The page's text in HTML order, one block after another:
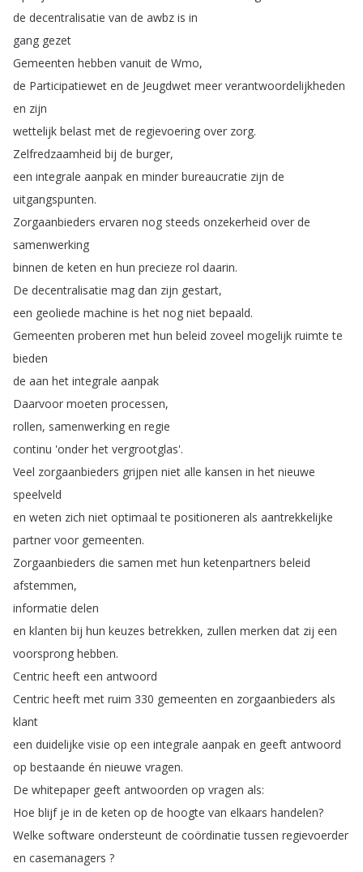
de decentralisatie van de awbz is in
gang gezet
Gemeenten hebben vanuit de Wmo,
de Participatiewet en de Jeugdwet meer verantwoordelijkheden
en zijn
wettelijk belast met de regievoering over zorg.
Zelfredzaamheid bij de burger,
een integrale aanpak en minder bureaucratie zijn de
uitgangspunten.
Zorgaanbieders ervaren nog steeds onzekerheid over de
samenwerking
binnen de keten en hun precieze rol daarin.
De decentralisatie mag dan zijn gestart,
een geoliede machine is het nog niet bepaald.
Gemeenten proberen met hun beleid zoveel mogelijk ruimte te
bieden
de aan het integrale aanpak
Daarvoor moeten processen,
rollen, samenwerking en regie
continu 'onder het vergrootglas'.
Veel zorgaanbieders grijpen niet alle kansen in het nieuwe
speelveld
en weten zich niet optimaal te positioneren als aantrekkelijke
partner voor gemeenten.
Zorgaanbieders die samen met hun ketenpartners beleid
afstemmen,
informatie delen
en klanten bij hun keuzes betrekken, zullen merken dat zij een
voorsprong hebben.
Centric heeft een antwoord
Centric heeft met ruim 330 gemeenten en zorgaanbieders als
klant
een duidelijke visie op een integrale aanpak en geeft antwoord
op bestaande én nieuwe vragen.
De whitepaper geeft antwoorden op vragen als:
Hoe blijf je in de keten op de hoogte van elkaars handelen?
Welke software ondersteunt de coördinatie tussen regievoerder
en casemanagers ?